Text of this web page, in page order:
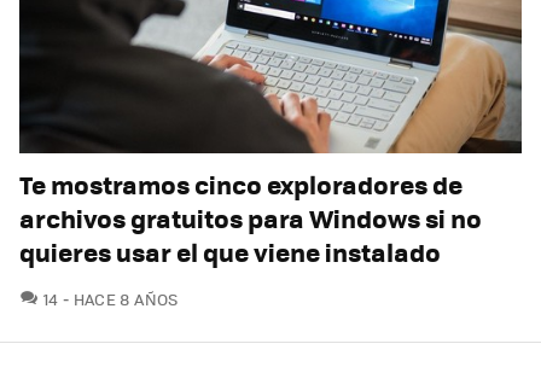
Te mostramos cinco exploradores de
archivos gratuitos para Windows si no
quieres usar el que viene instalado
14 COMENTARIOS
HACE 8 AÑOS